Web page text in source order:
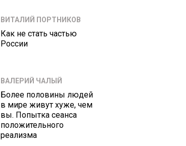
ВИТАЛИЙ ПОРТНИКОВ
Как не стать частью
России
ВАЛЕРИЙ ЧАЛЫЙ
Более половины людей
в мире живут хуже, чем
вы. Попытка сеанса
положительного
реализма